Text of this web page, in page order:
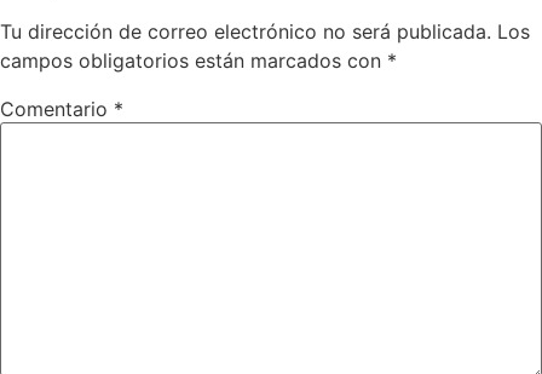
Tu dirección de correo electrónico no será publicada. Los
campos obligatorios están marcados con *
Comentario *